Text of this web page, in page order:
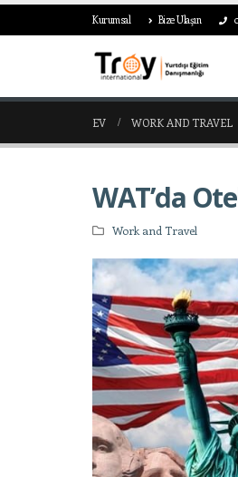
Kurumsal Bize Ulaşın
EV WORK AND TRAVEL
WAT’da
Work and Travel